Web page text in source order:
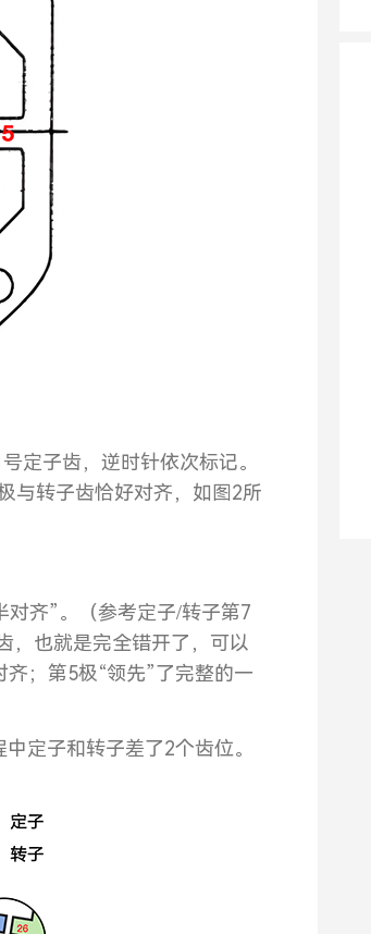
定子齿，逆时针依次标记。
与转子齿恰好对齐，如图2所
对齐”。（参考定子/转子第7
，也就是完全错开了，可以
；第5极“领先”了完整的一
定子和转子差了2个齿位。